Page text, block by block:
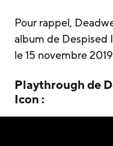
Pour rappel,
album de Despised
le 15 novembre
Playthrough de
Icon :